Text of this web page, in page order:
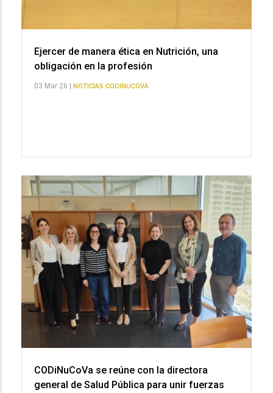
Ejercer de manera ética en Nutrición, una
obligación en la profesión
03 Mar 26 | NOTICIAS CODINUCOVA
CODiNuCoVa se reúne con la directora
general de Salud Pública para unir fuerzas